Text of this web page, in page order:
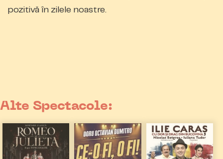
pozitivă în zilele noastre.
Alte Spectacole: